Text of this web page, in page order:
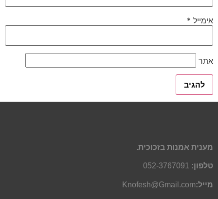
אימייל *
אתר
מענית אמנות בזכוכית.
טלפון: 052-3767091
מייל:Knofesh@Gmail.com